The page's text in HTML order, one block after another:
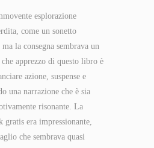
esplorazione
come un sonetto
la consegna sembrava un
apprezzo di questo libro è
azione, suspense e
una narrazione che è sia
risonante. La
gratis era impressionante,
che sembrava quasi